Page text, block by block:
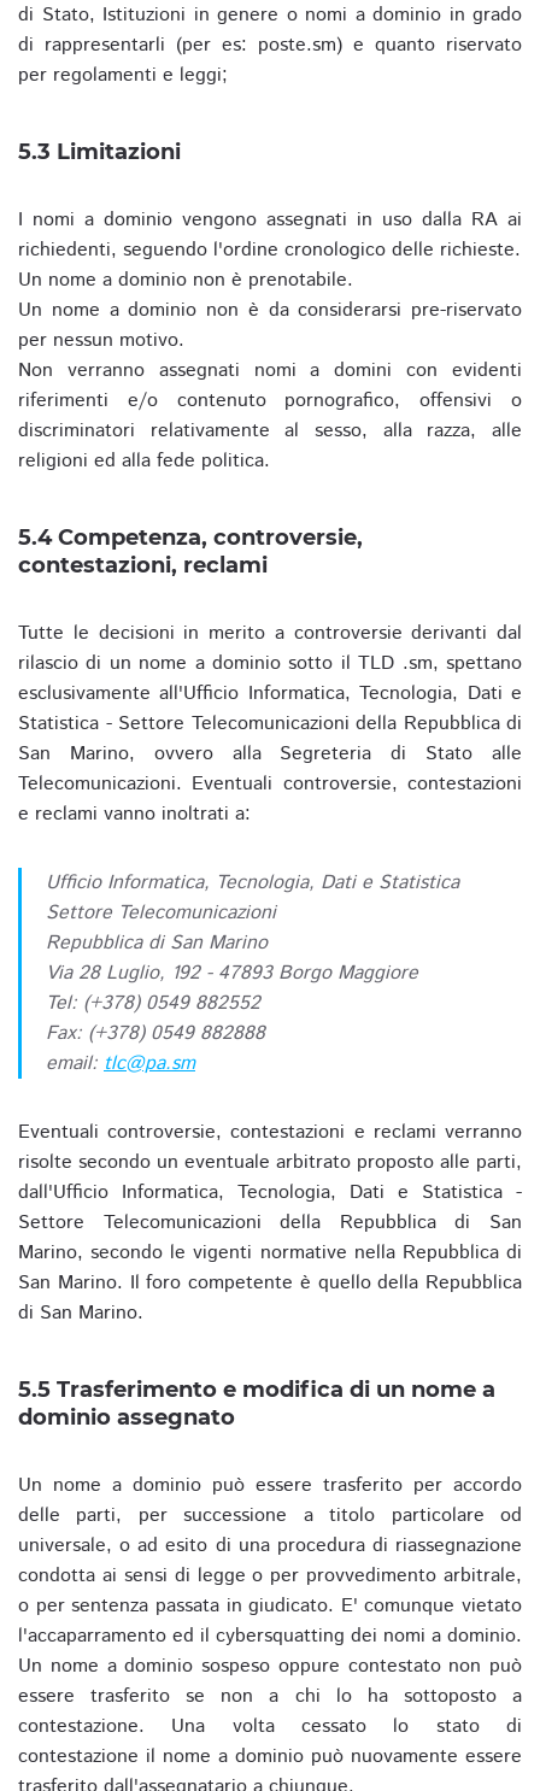
di Stato, Istituzioni in genere o nomi a dominio in grado
di rappresentarli (per es: poste.sm) e quanto riservato
per regolamenti e leggi;
5.3 Limitazioni
I nomi a dominio vengono assegnati in uso dalla RA ai
richiedenti, seguendo l'ordine cronologico delle richieste.
Un nome a dominio non è prenotabile.
Un nome a dominio non è da considerarsi pre-riservato
per nessun motivo.
Non verranno assegnati nomi a domini con evidenti
riferimenti e/o contenuto pornografico, offensivi o
discriminatori relativamente al sesso, alla razza, alle
religioni ed alla fede politica.
5.4 Competenza, controversie,
contestazioni, reclami
Tutte le decisioni in merito a controversie derivanti dal
rilascio di un nome a dominio sotto il TLD .sm, spettano
esclusivamente all'Ufficio Informatica, Tecnologia, Dati e
Statistica - Settore Telecomunicazioni della Repubblica di
San Marino, ovvero alla Segreteria di Stato alle
Telecomunicazioni. Eventuali controversie, contestazioni
e reclami vanno inoltrati a:
Ufficio Informatica, Tecnologia, Dati e Statistica
Settore Telecomunicazioni
Repubblica di San Marino
Via 28 Luglio, 192 - 47893 Borgo Maggiore
Tel: (+378) 0549 882552
Fax: (+378) 0549 882888
email: tlc@pa.sm
Eventuali controversie, contestazioni e reclami verranno
risolte secondo un eventuale arbitrato proposto alle parti,
dall'Ufficio Informatica, Tecnologia, Dati e Statistica -
Settore Telecomunicazioni della Repubblica di San
Marino, secondo le vigenti normative nella Repubblica di
San Marino. Il foro competente è quello della Repubblica
di San Marino.
5.5 Trasferimento e modifica di un nome a
dominio assegnato
Un nome a dominio può essere trasferito per accordo
delle parti, per successione a titolo particolare od
universale, o ad esito di una procedura di riassegnazione
condotta ai sensi di legge o per provvedimento arbitrale,
o per sentenza passata in giudicato. E' comunque vietato
l'accaparramento ed il cybersquatting dei nomi a dominio.
Un nome a dominio sospeso oppure contestato non può
essere trasferito se non a chi lo ha sottoposto a
contestazione. Una volta cessato lo stato di
contestazione il nome a dominio può nuovamente essere